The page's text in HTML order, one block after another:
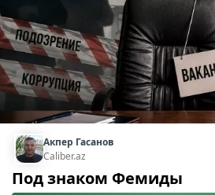
Акпер Гасанов
Caliber.az
Под знаком Фемиды